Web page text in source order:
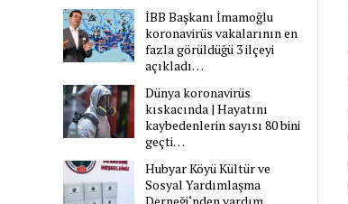
İBB Başkanı İmamoğlu
koronavirüs vakalarının en
fazla görüldüğü 3 ilçeyi
açıkladı…
Dünya koronavirüs
kıskacında | Hayatını
kaybedenlerin sayısı 80 bini
geçti…
Hubyar Köyü Kültür ve
Sosyal Yardımlaşma